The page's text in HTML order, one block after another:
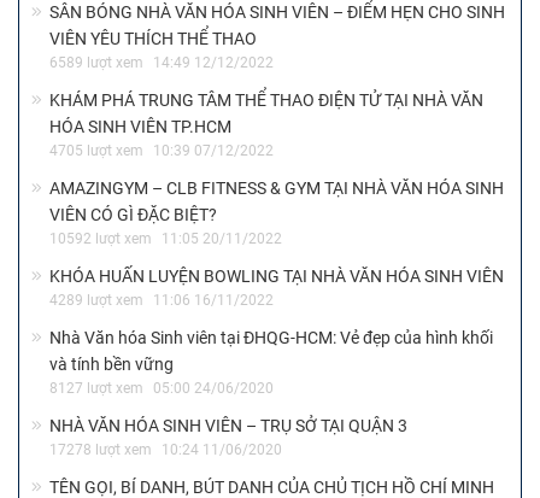
SÂN BÓNG NHÀ VĂN HÓA SINH VIÊN – ĐIỂM HẸN CHO SINH
VIÊN YÊU THÍCH THỂ THAO
6589 lượt xem 14:49 12/12/2022
KHÁM PHÁ TRUNG TÂM THỂ THAO ĐIỆN TỬ TẠI NHÀ VĂN
HÓA SINH VIÊN TP.HCM
4705 lượt xem 10:39 07/12/2022
AMAZINGYM – CLB FITNESS & GYM TẠI NHÀ VĂN HÓA SINH
VIÊN CÓ GÌ ĐẶC BIỆT?
10592 lượt xem 11:05 20/11/2022
KHÓA HUẤN LUYỆN BOWLING TẠI NHÀ VĂN HÓA SINH VIÊN
4289 lượt xem 11:06 16/11/2022
Nhà Văn hóa Sinh viên tại ĐHQG-HCM: Vẻ đẹp của hình khối
và tính bền vững
8127 lượt xem 05:00 24/06/2020
NHÀ VĂN HÓA SINH VIÊN – TRỤ SỞ TẠI QUẬN 3
17278 lượt xem 10:24 11/06/2020
TÊN GỌI, BÍ DANH, BÚT DANH CỦA CHỦ TỊCH HỒ CHÍ MINH